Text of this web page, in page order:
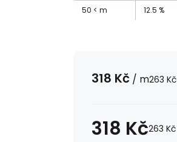
50
m 12.5 %
318 Kč / m263 Kč
318 Kč263 Kč